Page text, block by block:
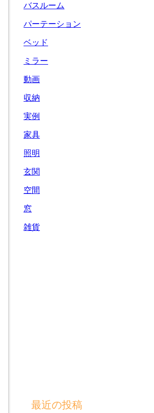
バスルーム
パーテーション
ベッド
ミラー
動画
収納
実例
家具
照明
玄関
空間
窓
雑貨
最近の投稿